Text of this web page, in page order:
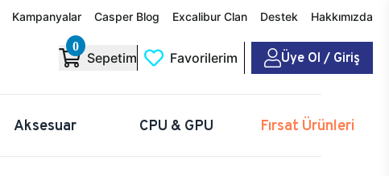
Kampanyalar Casper Blog Excalibur Clan Destek Hakkımızda
0
Sepetim Favorilerim Üye Ol / Giriş
Aksesuar CPU & GPU Fırsat Ürünleri